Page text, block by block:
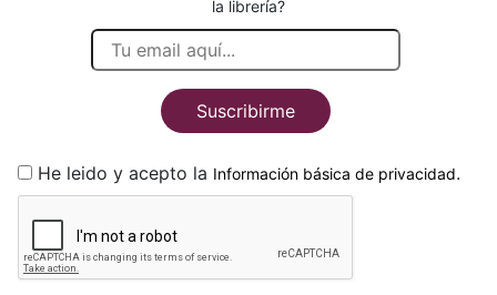
la librería?
Suscribirme
He leido y acepto la Información básica de privacidad.